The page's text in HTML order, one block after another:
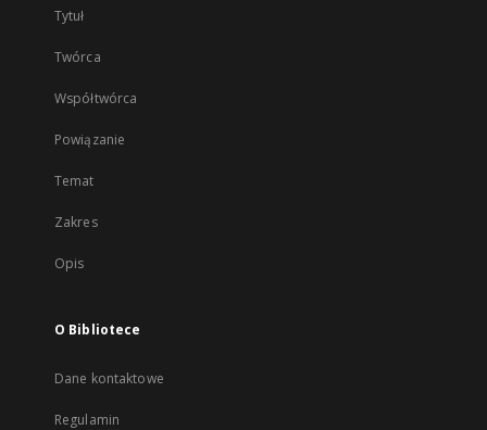
Tytuł
Twórca
Współtwórca
Powiązanie
Temat
Zakres
Opis
O Bibliotece
Dane kontaktowe
Regulamin